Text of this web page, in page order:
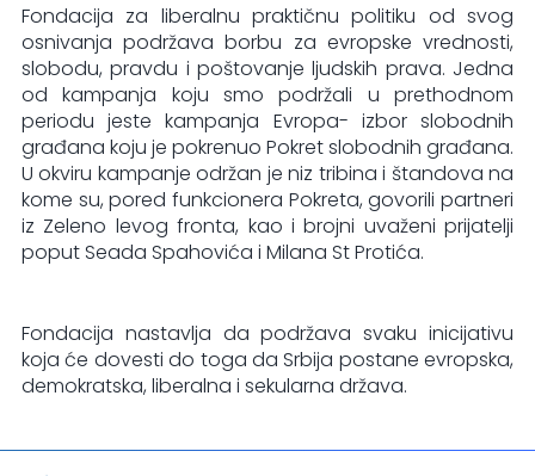
Fondacija za liberalnu praktičnu politiku od svog
osnivanja podržava borbu za evropske vrednosti,
slobodu, pravdu i poštovanje ljudskih prava. Jedna
od kampanja koju smo podržali u prethodnom
periodu jeste kampanja Evropa- izbor slobodnih
građana koju je pokrenuo Pokret slobodnih građana.
U okviru kampanje održan je niz tribina i štandova na
kome su, pored funkcionera Pokreta, govorili partneri
iz Zeleno levog fronta, kao i brojni uvaženi prijatelji
poput Seada Spahovića i Milana St Protića.
Fondacija nastavlja da podržava svaku inicijativu
koja će dovesti do toga da Srbija postane evropska,
demokratska, liberalna i sekularna država.